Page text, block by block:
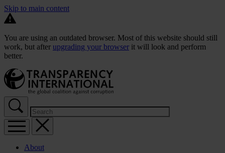
Skip to main content
You are using an outdated browser. Most of this website should still
work, but after upgrading your browser it will look and perform
better.
About